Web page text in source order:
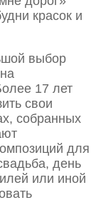
красок и
выбор
17 лет
свои
собранных
для
день
или иной